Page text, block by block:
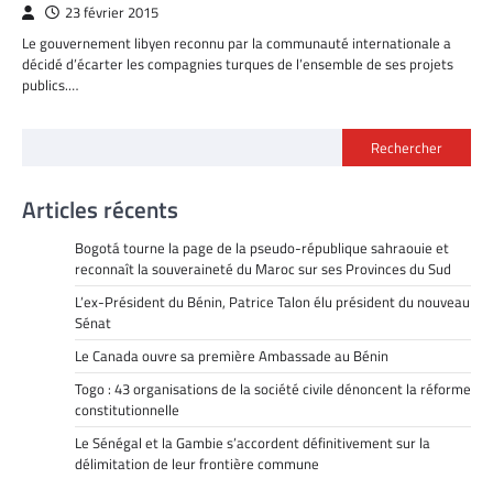
23 février 2015
Le gouvernement libyen reconnu par la communauté internationale a
décidé d’écarter les compagnies turques de l’ensemble de ses projets
publics.…
Rechercher
Articles récents
Bogotá tourne la page de la pseudo-république sahraouie et
reconnaît la souveraineté du Maroc sur ses Provinces du Sud
L’ex-Président du Bénin, Patrice Talon élu président du nouveau
Sénat
Le Canada ouvre sa première Ambassade au Bénin
Togo : 43 organisations de la société civile dénoncent la réforme
constitutionnelle
Le Sénégal et la Gambie s’accordent définitivement sur la
délimitation de leur frontière commune